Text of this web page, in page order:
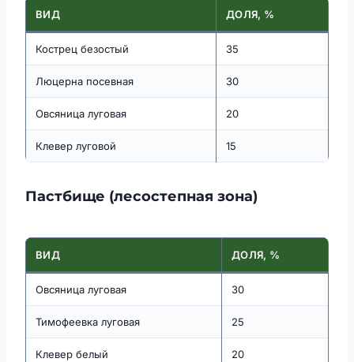
ВИД ДОЛЯ, %
Кострец безостый 35
Люцерна посевная 30
Овсяница луговая 20
Клевер луговой 15
Пастбище (лесостепная зона)
ВИД ДОЛЯ, %
Овсяница луговая 30
Тимофеевка луговая 25
Клевер белый 20